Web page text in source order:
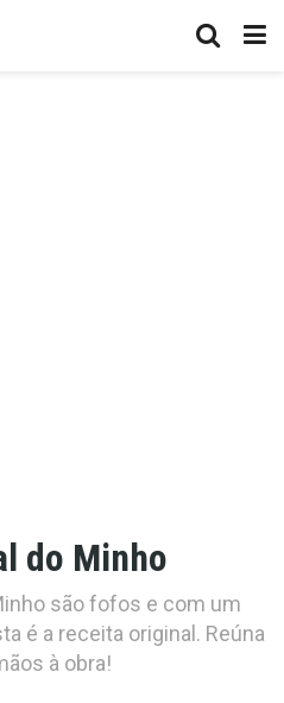
do Minho
são fofos e com um
é a receita original. Reúna
à obra!